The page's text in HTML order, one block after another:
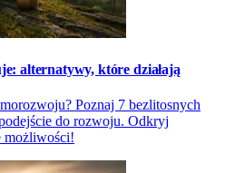
alternatywy, które działają
Poznaj 7 bezlitosnych
do rozwoju. Odkryj
możliwości!